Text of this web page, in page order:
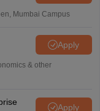
Mumbai Campus
Apply
& other
Apply